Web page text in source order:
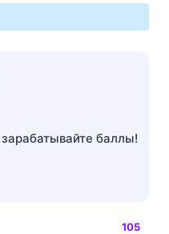
баллы!
105